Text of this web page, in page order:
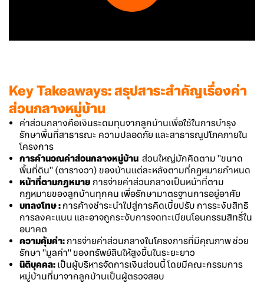
Key Takeaways: สรุปสาระสำคัญเรื่องค่า
ส่วนกลางหมู่บ้าน
ค่าส่วนกลางคือเงินระดมทุนจากลูกบ้านเพื่อใช้ในการบำรุง
รักษาพื้นที่สาธารณะ ความปลอดภัย และสาธารณูปโภคภายใน
โครงการ
การคำนวณค่าส่วนกลางหมู่บ้าน ส่วนใหญ่มักคิดตาม "ขนาด
พื้นที่ดิน" (ตารางวา) ของบ้านแต่ละหลังตามที่กฎหมายกำหนด
หน้าที่ตามกฎหมาย การจ่ายค่าส่วนกลางเป็นหน้าที่ตาม
กฎหมายของลูกบ้านทุกคน เพื่อรักษามาตรฐานการอยู่อาศัย
บทลงโทษ :การค้างชำระนำไปสู่การคิดเบี้ยปรับ การระงับสิทธิ
การลงคะแนน และอาจถูกระงับการจดทะเบียนโอนกรรมสิทธิ์ใน
อนาคต
ความคุ้มค่า:การจ่ายค่าส่วนกลางในโครงการที่มีคุณภาพ ช่วย
รักษา "มูลค่า" ของทรัพย์สินให้สูงขึ้นในระยะยาว
นิติบุคคล: เป็นผู้บริหารจัดการเงินส่วนนี้ โดยมีคณะกรรมการ
หมู่บ้านที่มาจากลูกบ้านเป็นผู้ตรวจสอบ